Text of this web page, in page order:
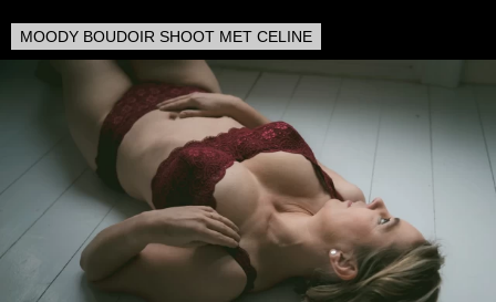
MOODY BOUDOIR SHOOT MET CELINE